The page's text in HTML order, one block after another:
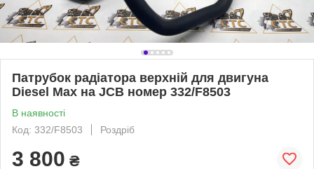
Патрубок радіатора верхній для двигуна
Diesel Max на JCB номер 332/F8503
В наявності
Код: 332/F8503
Роздріб
3 800 ₴